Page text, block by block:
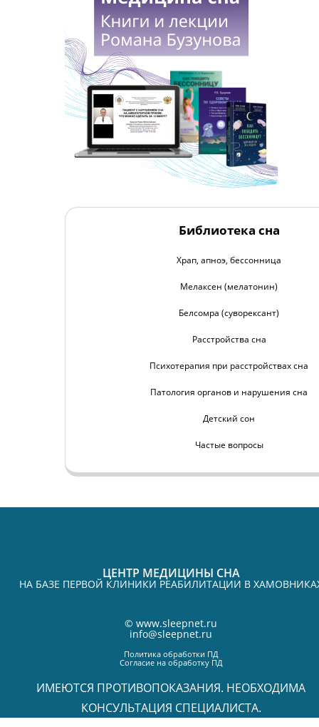
Библиотека сна
Храп, апноэ, бессонница
Мелаксен (мелатонин)
Белсомра (суворексант)
Расстройства сна
Психотерапия при расстройствах сна
Патология органов и нарушения сна
Детский сон
Частые вопросы
ЦЕНТР МЕДИЦИНЫ СНА
НА БАЗЕ ПЕРВОЙ КЛИНИКИ РЕАБИЛИТАЦИИ В
© www.sleepnet.ru
info@sleepnet.ru
Политика обработки ПД
Согласие на обработку ПД
ИМЕЮТСЯ ПРОТИВОПОКАЗАНИЯ. НЕОБХОДИМА
КОНСУЛЬТАЦИЯ СПЕЦИАЛИСТА.